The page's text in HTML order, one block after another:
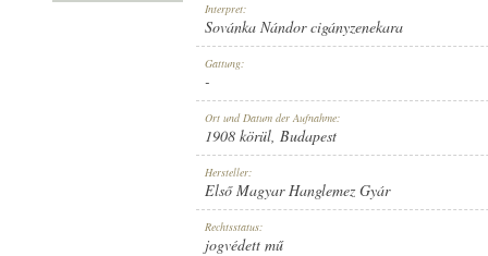
ELSŐ MAGYAR HANGLEMEZ GYÁR
Interpret:
Sovánka Nándor cigányzenekara
Gattung:
-
Ort und Datum der Aufnahme:
1908 körül, Budapest
Hersteller:
Első Magyar Hanglemez Gyár
Rechtsstatus:
jogvédett mű